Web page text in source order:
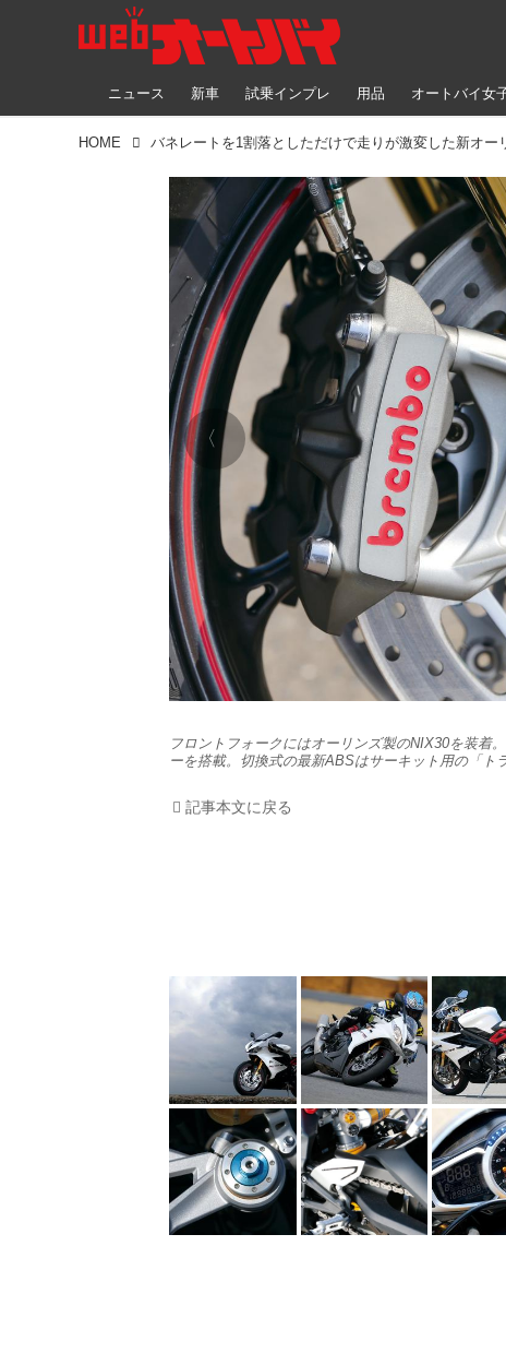
ニュース 新車 試乗インプレ 用品 オートバイ女
HOME
フロントフォークにはオーリンズ製のNIX30を装着
ーを搭載。切換式の最新ABSはサーキット用の「ト
記事本文に戻る